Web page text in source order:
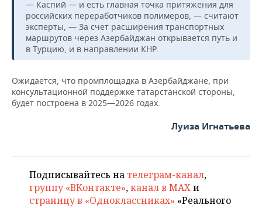
— Каспий — и есть главная точка притяжения для
российских переработчиков полимеров, — считают
эксперты, — За счет расширения транспортных
маршрутов через Азербайджан открывается путь и
в Турцию, и в направлении КНР.
Ожидается, что промплощадка в Азербайджане, при
консультационной поддержке татарстанской стороны,
будет построена в 2025—2026 годах.
Луиза Игнатьева
Подписывайтесь на телеграм-канал,
группу «ВКонтакте»,канал в MAXи
страницу в «Одноклассниках» «Реального